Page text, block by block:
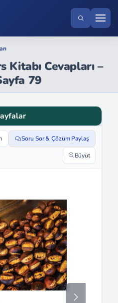
Kitabı Cevapları –
79
Soru Sor & Çözüm Paylaş
Büyüt